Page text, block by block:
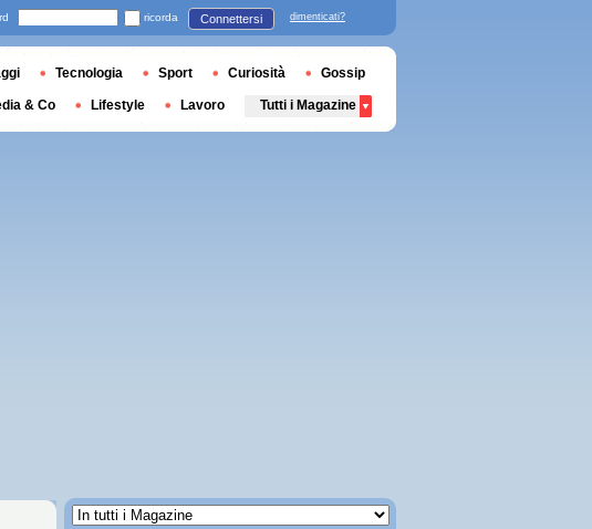
ricorda Connettersi dimenticati?
Tecnologia Sport Curiosità Gossip
& Co Lifestyle Lavoro Tutti i Magazine